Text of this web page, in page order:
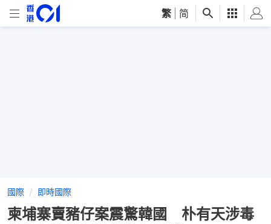
繁 简
國際 即時國際
柬埔寨賣豬仔案震驚韓國 朴有天涉毒